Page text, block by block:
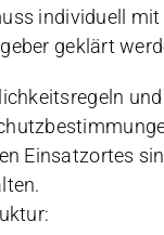
individuell mit
geklärt
und
Einsatzortes